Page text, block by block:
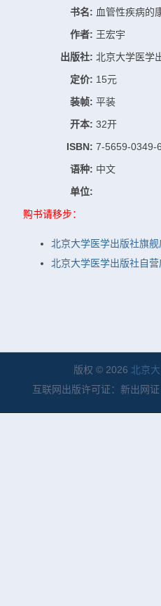
书名: 血管性疾病的
作者: 王宏宇
出版社: 北京大学医学
定价: 15元
装帧: 平装
开本: 32开
ISBN: 7-5659-0349-
语种: 中文
单位:
购书请移步：
北京大学医学出版社旗舰
北京大学医学出版社自
版权 © 2026 北京
互联网出版许可证：新出网